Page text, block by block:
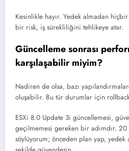
Kesinlikle hayır. Yedek almadan
bir risk, iş sürekliliğini tehlikeye atar.
Güncelleme sonrası
karşılaşabilir miyim?
Nadiren de olsa, bazı
oluşabilir. Bu tür durumlar için rollback
ESXi 8.0 Update 3i güncellemesi,
geçilmemesi gereken bir adımdır. 20
söylüyorum; önceden plan yap, yedek